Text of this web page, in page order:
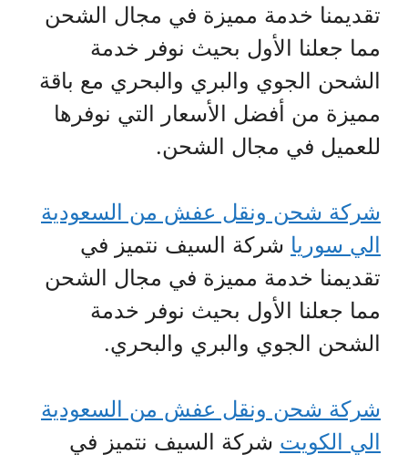
تقديمنا خدمة مميزة في مجال الشحن
مما جعلنا الأول بحيث نوفر خدمة
الشحن الجوي والبري والبحري مع باقة
مميزة من أفضل الأسعار التي نوفرها
للعميل في مجال الشحن.
شركة شحن ونقل عفش من السعودية
الي سوريا شركة السيف نتميز في
تقديمنا خدمة مميزة في مجال الشحن
مما جعلنا الأول بحيث نوفر خدمة
الشحن الجوي والبري والبحري.
شركة شحن ونقل عفش من السعودية
الي الكويت شركة السيف نتميز في